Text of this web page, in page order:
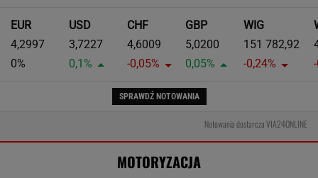
EUR
4,2997
0%
USD
3,7227
0,1%
CHF
4,6009
-0,05%
GBP
5,0200
0,05%
WIG
151 782,92
-0,24%
SPRAWDŹ NOTOWANIA
Notowania dostarcza VIA24ONLINE
MOTORYZACJA